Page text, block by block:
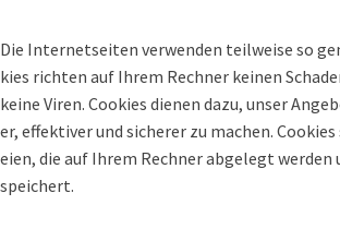
Die Internetseiten verwenden teilweise so
kies richten auf Ihrem Rechner keinen
keine Viren. Cookies dienen dazu, unser
er, effektiver und sicherer zu machen.
eien, die auf Ihrem Rechner abgelegt werden
speichert.